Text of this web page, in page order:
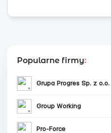
Popularne firmy:
Grupa Progres Sp. z o.o.
Group Working
Pro-Force